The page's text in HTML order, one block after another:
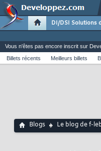
DI/DSI Solutions
Vous n'êtes pas encore inscrit sur
Billets récents
Meilleurs billets
Blogs Le blog de f-